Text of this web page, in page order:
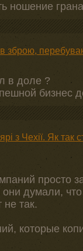
ношение
зброю,
в доле ?
бизнес
з Чехії. Як так
просто
думали,
так.
которые